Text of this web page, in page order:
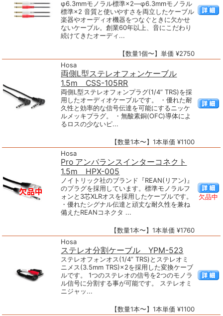
φ6.3mmモノラル標準×2―φ6.3mmモノラル
標準×2 音質と使いやすさを両立したケーブル
楽器やオーディオ機器をつなぐときに欠かせ
ないケーブル。創業60年以上、音にこだわり
続けてきたオーディ...
【数量1個〜】単価 ¥2750
Hosa
両側L型ステレオフォンケーブル
1.5m CSS-105RR
両側L型ステレオフォンプラグ(1/4” TRS)を採
用したオーディオケーブルです。 ・優れた耐
久性と効率的な信号伝達を可能にするニッケ
ルメッキプラグ。 ・無酸素銅(OFC)導体によ
るロスの少ないピ...
【数量1本〜】1本単価 ¥1100
Hosa
Pro アンバランスインターコネクト
1.5m HPX-005
ノイトリック社のブランド『REAN(リアン)』
のプラグを採用しています。標準モノラルフ
ォンと3芯XLRオスを採用したケーブルです。
・優れたシグナル伝達と頑丈な耐久性を兼ね
備えたREANコネクタ ...
【数量1本〜】1本単価 ¥1760
欠品中
Hosa
ステレオ分割ケーブル YPM-523
ステレオフォンオス(1/4” TRS)とステレオミ
ニメス(3.5mm TRS)×2を採用した変換ケーブ
ルです。 1つのステレオの信号を2つのモノラ
ル信号に分割する事が可能です。 ステレオミ
ニジャッ...
【数量1本〜】1本単価 ¥1100